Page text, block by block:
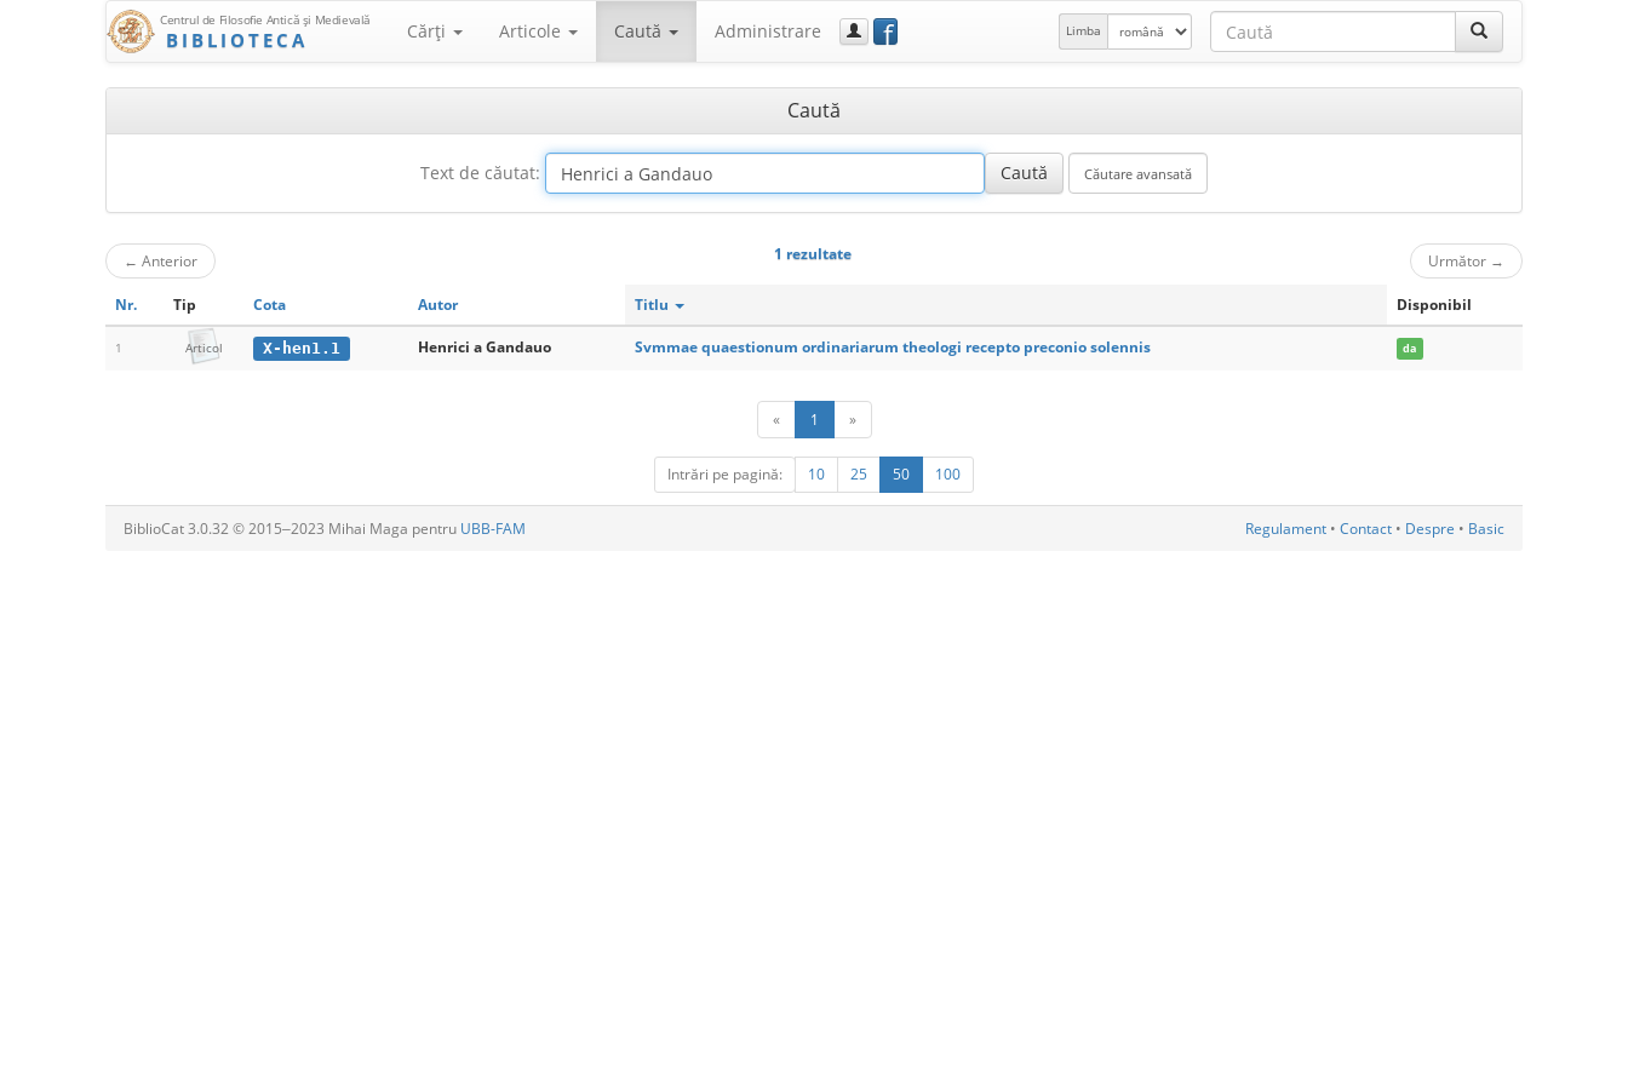
Centrul de Filosofie Antică şi Medievală
BIBLIOTECA Cărţi Articole Caută Administrare f Limba
Caută
Text de căutat:
← Anterior 1 rezultate Următor →
Nr. Tip Cota Autor Titlu Disponibil
1 Articol X-hen1.1 Henrici a Gandauo Svmmae quaestionum ordinariarum theologi recepto preconio solennis da
« 1 »
Intrări pe pagină: 10 25 50 100
BiblioCat 3.0.32 © 2015‒2023 Mihai Maga pentru UBB-FAM Regulament • Contact • Despre • Basic